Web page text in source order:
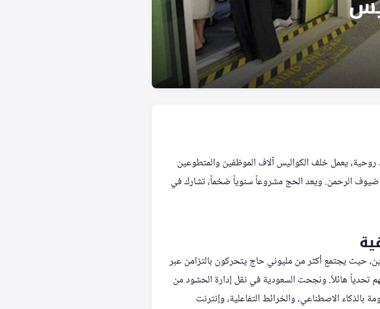
يعمل خلف الكواليس آلاف الموظفين والمتطوعين
الرحمن. ويعد الحج مشروعاً سنوياً ضخماً، تشارك في
حيث يجتمع أكثر من مليوني حاج يتحركون بالتزامن عبر
تحدياً هائلاً. ونجحت السعودية في نقل إدارة الحشود من
بالذكاء الاصطناعي، والخرائط التفاعلية، وإنترنت